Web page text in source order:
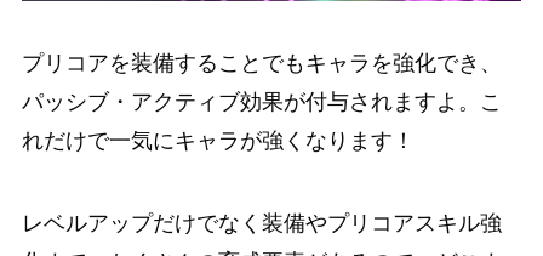
プリコアを装備することでもキャラを強化でき、
パッシブ・アクティブ効果が付与されますよ。こ
れだけで一気にキャラが強くなります！
レベルアップだけでなく装備やプリコアスキル強